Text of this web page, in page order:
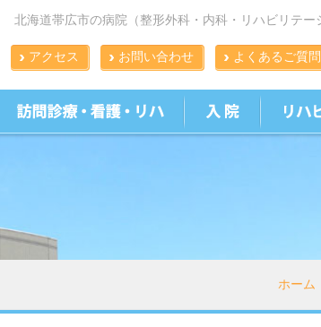
北海道帯広市の病院（整形外科・内科・リハビリテ
よくあるご質問
お問い合わせ
アクセス
ホーム